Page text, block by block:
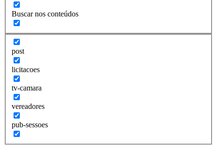
Buscar nos conteúdos
post
licitacoes
tv-camara
vereadores
pub-sessoes